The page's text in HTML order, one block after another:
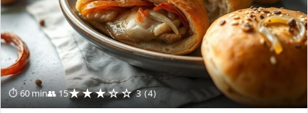
⏱ 60 min👥 15★★★☆☆ 3 (4)